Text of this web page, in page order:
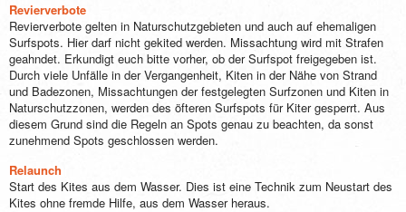
Revierverbote
Revierverbote gelten in Naturschutzgebieten und auch auf ehemaligen
Surfspots. Hier darf nicht gekited werden. Missachtung wird mit Strafen
geahndet. Erkundigt euch bitte vorher, ob der Surfspot freigegeben ist.
Durch viele Unfälle in der Vergangenheit, Kiten in der Nähe von Strand
und Badezonen, Missachtungen der festgelegten Surfzonen und Kiten in
Naturschutzzonen, werden des öfteren Surfspots für Kiter gesperrt. Aus
diesem Grund sind die Regeln an Spots genau zu beachten, da sonst
zunehmend Spots geschlossen werden.
Relaunch
Start des Kites aus dem Wasser. Dies ist eine Technik zum Neustart des
Kites ohne fremde Hilfe, aus dem Wasser heraus.